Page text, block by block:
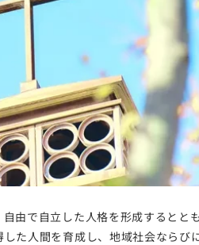
由で自立した人格を形成するとと
た人間を育成し、地域社会ならび